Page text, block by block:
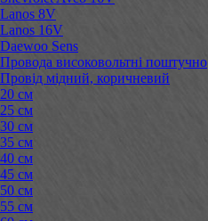
Lanos 8V
Lanos 16V
Daewoo Sens
Провода високовольтні поштучно
Провід мідний, коричневий
20 см
25 см
30 см
35 см
40 см
45 см
50 см
55 см